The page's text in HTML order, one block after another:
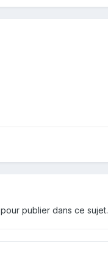
pour publier dans ce sujet.